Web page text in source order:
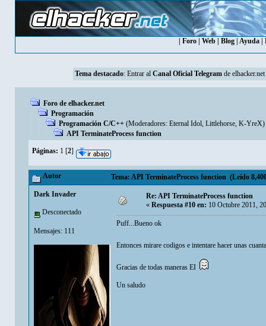
Foro Web Blog Ayuda
Tema destacado: Entrar al Canal Oficial Telegramde elhacker.net
Foro de elhacker.net
Programación
Programación C/C++ (Moderadores: Eternal Idol, Littlehorse, K-YreX)
API TerminateProcess function
Páginas: 1 [2]
Autor Tema: API TerminateProcess function (Leído
Dark Invader
Desconectado
Mensajes: 111
Re: API TerminateProcess function
«Respuesta #10 en:10 Octubre 2011,
Puff...Bueno ok
Entonces mirare codigos e intentare hacer unas
Gracias de todas maneras EI
Un saludo